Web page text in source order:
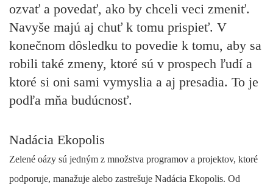
ozvať a povedať, ako by chceli veci zmeniť.
Navyše majú aj chuť k tomu prispieť. V
konečnom dôsledku to povedie k tomu, aby sa
robili také zmeny, ktoré sú v prospech ľudí a
ktoré si oni sami vymyslia a aj presadia. To je
podľa mňa budúcnosť.
Nadácia Ekopolis
Zelené oázy sú jedným z množstva programov a projektov, ktoré
podporuje, manažuje alebo zastrešuje Nadácia Ekopolis. Od